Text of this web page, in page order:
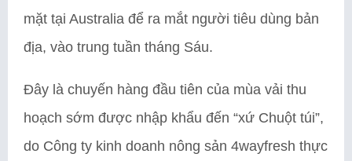
mặt tại Australia để ra mắt người tiêu dùng bản
địa, vào trung tuần tháng Sáu.
Đây là chuyến hàng đầu tiên của mùa vải thu
hoạch sớm được nhập khẩu đến “xứ Chuột túi”,
do Công ty kinh doanh nông sản 4wayfresh thực